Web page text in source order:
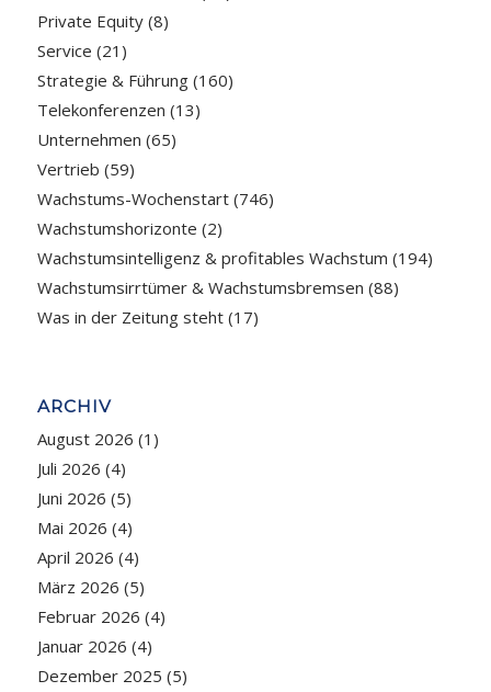
Private Equity(8)
Service (21)
Strategie & Führung(160)
Telekonferenzen (13)
Unternehmen (65)
Vertrieb (59)
Wachstums-Wochenstart(746)
Wachstumshorizonte (2)
Wachstumsintelligenz & profitables Wachstum (194)
Wachstumsirrtümer & Wachstumsbremsen (88)
Was in der Zeitung steht(17)
ARCHIV
August 2026 (1)
Juli 2026 (4)
Juni 2026 (5)
Mai 2026 (4)
April 2026 (4)
März 2026 (5)
Februar 2026 (4)
Januar 2026 (4)
Dezember 2025 (5)